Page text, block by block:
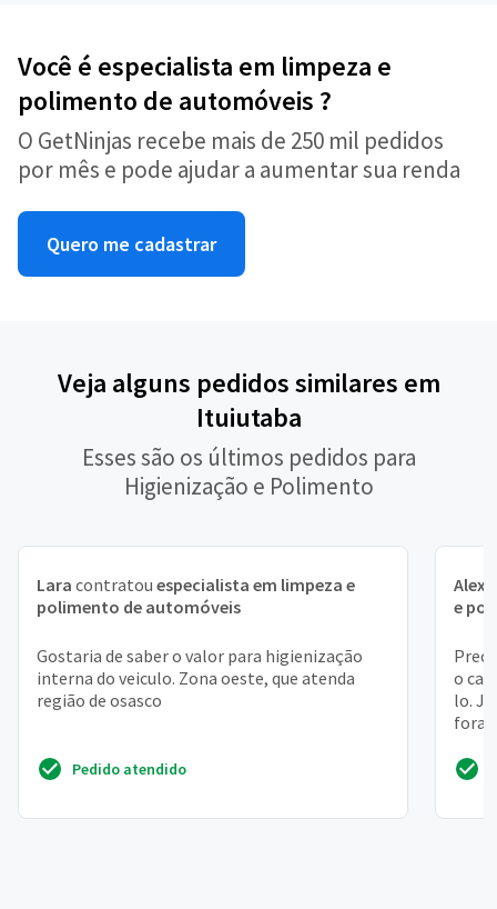
Você é especialista em limpeza e
polimento de automóveis ?
O GetNinjas recebe mais de 250 mil pedidos
por mês e pode ajudar a aumentar sua renda
Quero me cadastrar
Veja alguns pedidos similares em
Ituiutaba
Esses são os últimos pedidos para
Higienização e Polimento
Lara contratou especialista em limpeza e
polimento de automóveis
Gostaria de saber o valor para higienização
interna do veiculo. Zona oeste, que atenda
região de osasco
Pedido atendido
e
o
lo.
fora